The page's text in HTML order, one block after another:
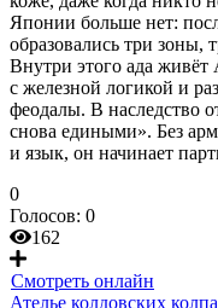
Японии больше нет:
образовались три зоны,
Внутри этого ада
с железной логикой и
феодалы. В наследство
снова едиными». Без
и язык, он начинает
0
Голосов: 0
162
Смотреть онлайн
Ателье колдовских